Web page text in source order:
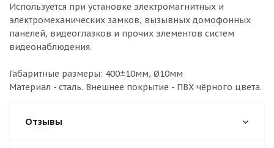
Используется при установке электромагнитных и
электромеханических замков, вызывных домофонных
панелей, видеоглазков и прочих элементов систем
видеонаблюдения.
Габаритные размеры: 400±10мм, Ø10мм
Материал - сталь. Внешнее покрытие - ПВХ чёрного цвета.
Отзывы